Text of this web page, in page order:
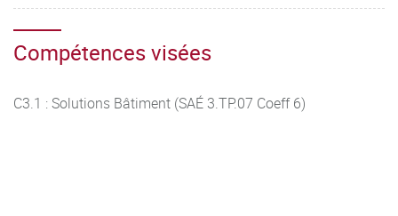
Compétences visées
C3.1 : Solutions Bâtiment (SAÉ 3.TP.07 Coeff 6)